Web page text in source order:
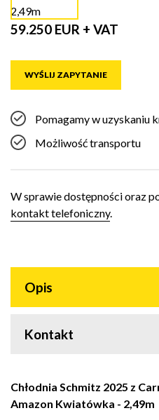
59.250 EUR + VAT
WYŚLIJ ZAPYTANIE
Pomagamy w uzyskaniu
Możliwość transportu
W sprawie dostępności oraz
kontakt telefoniczny.
Opis
Kontakt
Chłodnia Schmitz 2025 z
Amazon Kwiatówka - 2,49m